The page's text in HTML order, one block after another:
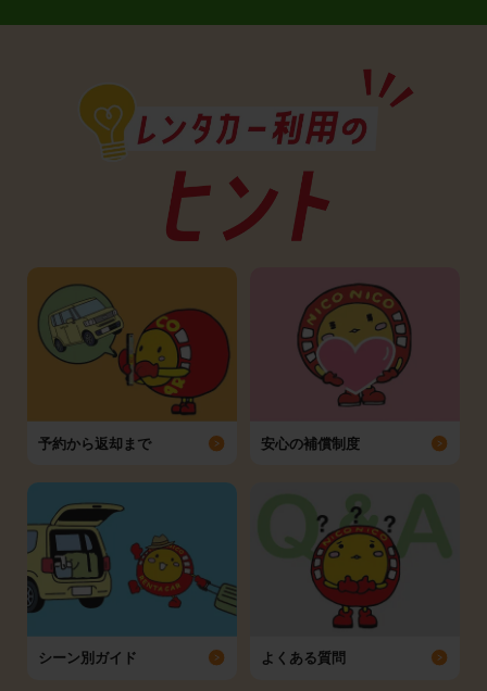
予約から返却まで 安心の補償制度
シーン別ガイド よくある質問